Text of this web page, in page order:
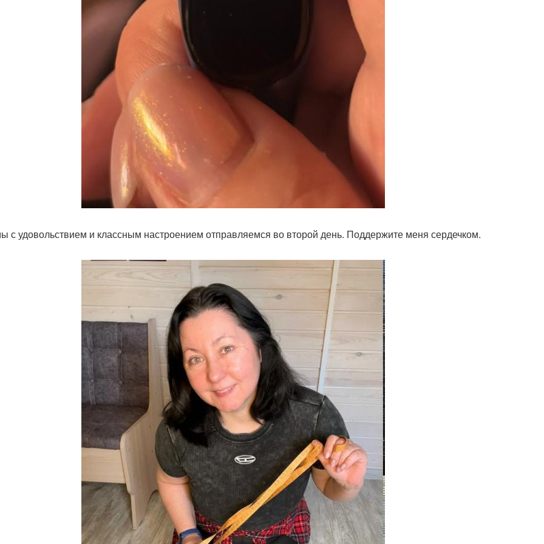
с удовольствием и классным настроением отправляемся во второй день. Поддержите меня сердечком.